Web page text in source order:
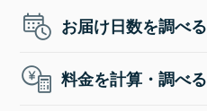
お届け日数を調べる
料金を計算・調べる